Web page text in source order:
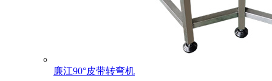
廉江90°皮带转弯机